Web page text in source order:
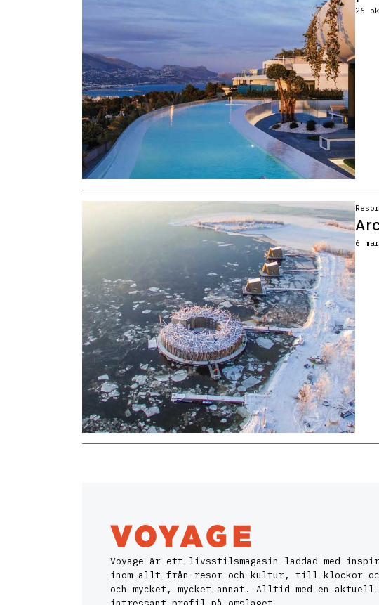
26
Resor
6
Voyage är ett livsstilsmagasin laddad med
inom allt från resor och kultur, till klockor
och mycket, mycket annat. Alltid med en aktuell